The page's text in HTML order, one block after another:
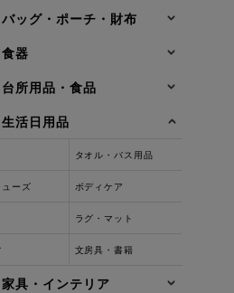
バッグ・ポーチ・財布
食器
台所用品・食品
生活日用品
タオル・バス用品
ーズ ボディケア
ラグ・マット
文房具・書籍
家具・インテリア